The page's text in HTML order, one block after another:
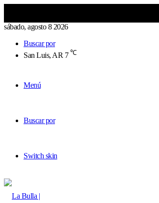
sábado, agosto 8 2026
Buscar por
San Luis, AR 7 ℃
Menú
Buscar por
Switch skin